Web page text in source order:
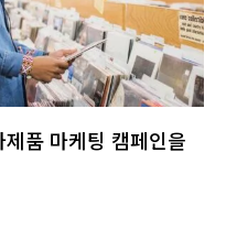
품 마케팅 캠페인을